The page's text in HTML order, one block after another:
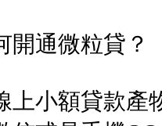
開通微粒貸？
上小額貸款產